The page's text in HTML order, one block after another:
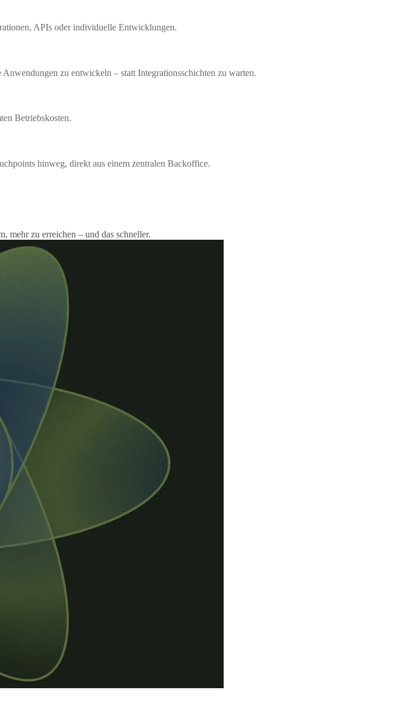
APIs oder individuelle Entwicklungen.
zu entwickeln – statt Integrationsschichten zu warten.
Betriebskosten.
hinweg, direkt aus einem zentralen Backoffice.
mehr zu erreichen – und das schneller.